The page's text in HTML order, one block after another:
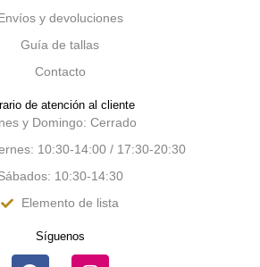
y devoluciones
Guía de tallas
Contacto
de atención al cliente
y Domingo: Cerrado
10:30-14:00 / 17:30-20:30
10:30-14:30
Elemento de lista
Síguenos